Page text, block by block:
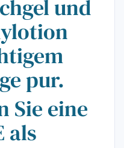
und
pur.
Sie eine
als